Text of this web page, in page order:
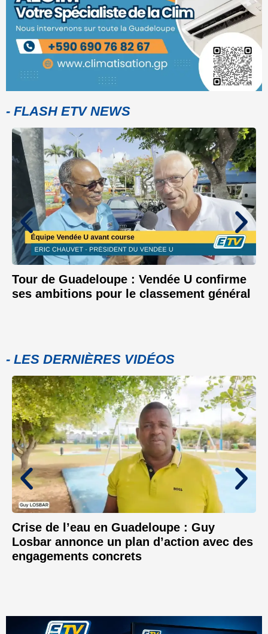
- FLASH ETV NEWS
Tour de Guadeloupe : Vendée U confirme
ses ambitions pour le classement général
- LES DERNIÈRES VIDÉOS
Crise de l’eau en Guadeloupe : Guy
Losbar annonce un plan d’action avec des
engagements concrets